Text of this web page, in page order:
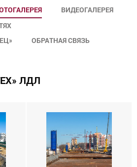
ВИДЕОГАЛЕРЕЯ
ОБРАТНАЯ СВЯЗЬ
ЛДЛ